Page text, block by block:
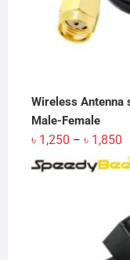
Wireless Antenna
Male-Female
৳ 1,250 – ৳ 1,850